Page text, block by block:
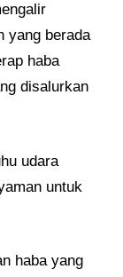
yang berada
haba
disalurkan
udara
untuk
haba yang